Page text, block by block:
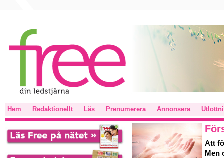
Hem Redaktionellt Läs Prenumerera Annonsera
Att
Men